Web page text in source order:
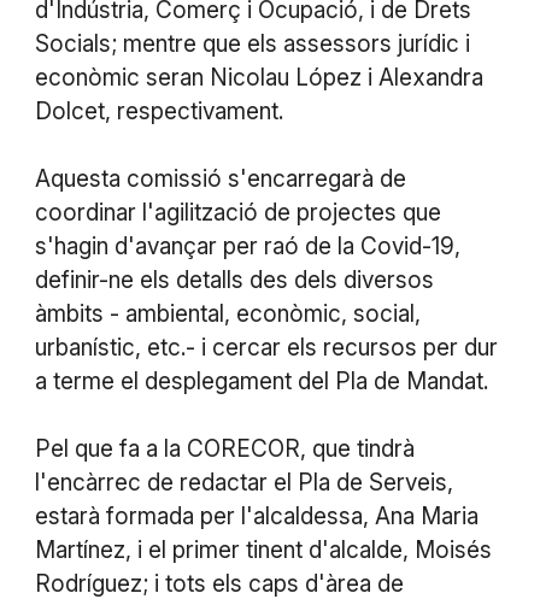
d'Indústria, Comerç i Ocupació, i de Drets
Socials; mentre que els assessors jurídic i
econòmic seran Nicolau López i Alexandra
Dolcet, respectivament.
Aquesta comissió s'encarregarà de
coordinar l'agilització de projectes que
s'hagin d'avançar per raó de la Covid-19,
definir-ne els detalls des dels diversos
àmbits - ambiental, econòmic, social,
urbanístic, etc.- i cercar els recursos per dur
a terme el desplegament del Pla de Mandat.
Pel que fa a la CORECOR, que tindrà
l'encàrrec de redactar el Pla de Serveis,
estarà formada per l'alcaldessa, Ana Maria
Martínez, i el primer tinent d'alcalde, Moisés
Rodríguez; i tots els caps d'àrea de